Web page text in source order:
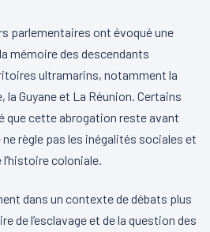
parlementaires ont évoqué une
mémoire des descendants
ultramarins, notamment la
la Guyane et La Réunion. Certains
que cette abrogation reste avant
règle pas les inégalités sociales et
coloniale.
dans un contexte de débats plus
de l’esclavage et de la question des